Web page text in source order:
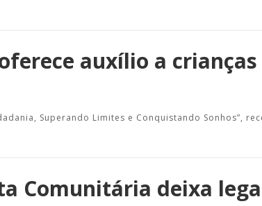
auxílio a
Superando Limites e Conquistando Sonhos”,
Comunitária deixa